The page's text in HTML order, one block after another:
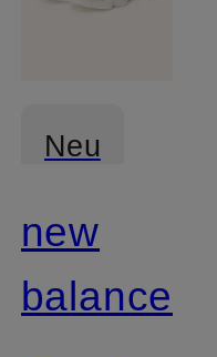
Neu
new
balance